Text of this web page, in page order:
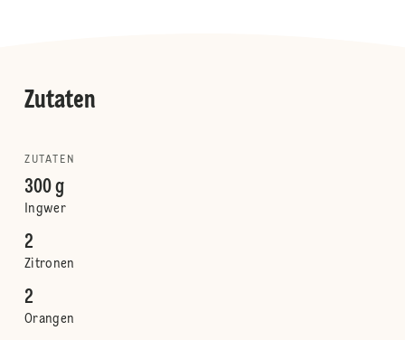
Zutaten
ZUTATEN
300 g
Ingwer
2
Zitronen
2
Orangen